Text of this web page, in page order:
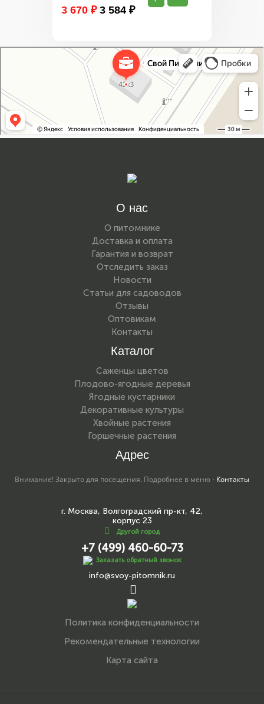
3 670 ₽ 3 584 ₽
Питомник растений в Москве
Садовый центр в Москве
О нас
О питомнике
Доставка и оплата
Гарантия и возврат
Отследить заказ
Новости
Статьи для садоводов
Отзывы
Оптовикам
Контакты
Каталог
Саженцы цветов
Плодово-ягодные деревья
Ягодные кустарники
Декоративные культуры
Хвойные растения
Горшечные растения
Адрес
Внимание! Закрыто для посещения. Подробнее в меню - Контакты
г. Москва, Волгоградский пр-кт, 42,
корпус 23
Другой город
+7 (499) 460-60-73
Заказать обратный звонок
info@svoy-pitomnik.ru
Политика конфиденциальности
Рекомендательные технологии
Карта сайта